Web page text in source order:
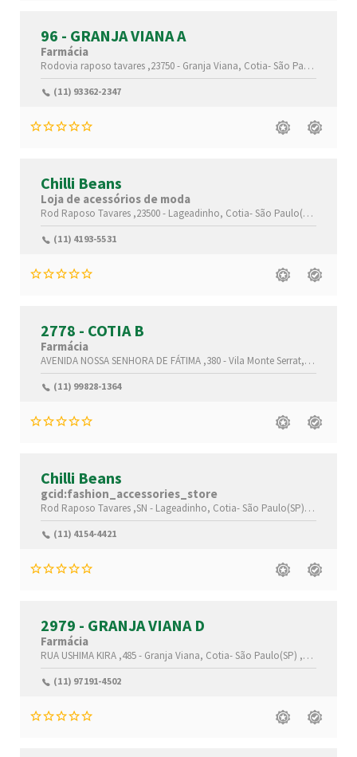
96 - GRANJA VIANA A
Farmácia
Rodovia raposo tavares ,23750 - Granja Viana, Cotia-São Paulo(SP)
(11) 93362-2347
Chilli Beans
Loja de acessórios de moda
Rod Raposo Tavares ,23500 - Lageadinho, Cotia-São Paulo(SP)
(11) 4193-5531
2778 - COTIA B
Farmácia
AVENIDA NOSSA SENHORA DE FÁTIMA ,380 -Vila Monte Serrat, Cotia-
(11) 99828-1364
Chilli Beans
gcid:fashion_accessories_store
Rod Raposo Tavares ,SN - Lageadinho, Cotia-São Paulo(SP),06709-015
(11) 4154-4421
2979 - GRANJA VIANA D
Farmácia
RUA USHIMA KIRA ,485 - Granja Viana, Cotia-São Paulo(SP) ,06709-048
(11) 97191-4502